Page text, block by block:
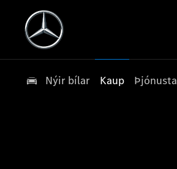
Nýir bílar Kaup Þjónusta